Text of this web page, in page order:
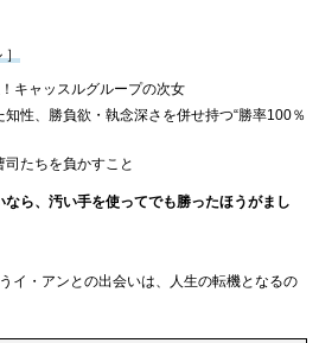
］
キャッスルグループの次女
性、勝負欲・執念深さを併せ持つ“勝率100％
たちを負かすこと
ら、汚い手を使ってでも勝ったほうがまし
イ・アンとの出会いは、人生の転機となるの